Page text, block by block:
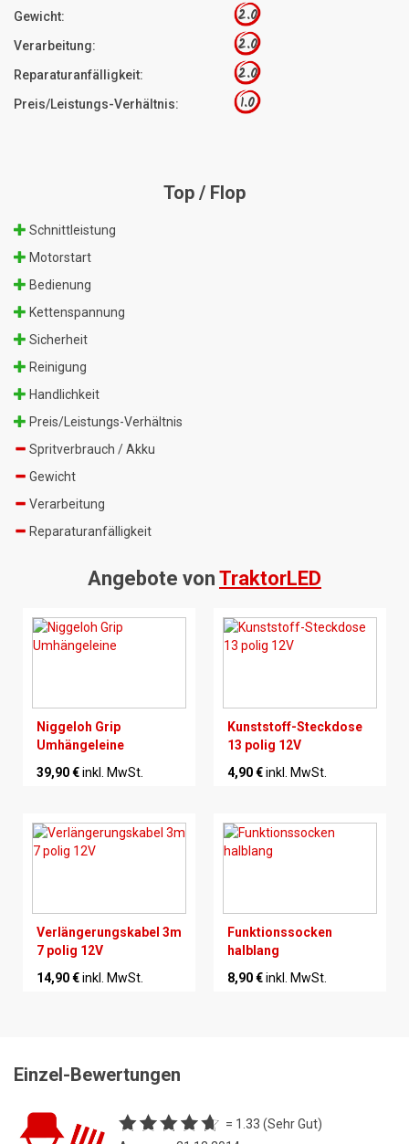
Gewicht: 2.0
Verarbeitung: 2.0
Reparaturanfälligkeit: 2.0
Preis/Leistungs-Verhältnis: 1.0
Top / Flop
Schnittleistung
Motorstart
Bedienung
Kettenspannung
Sicherheit
Reinigung
Handlichkeit
Preis/Leistungs-Verhältnis
Spritverbrauch / Akku
Gewicht
Verarbeitung
Reparaturanfälligkeit
Angebote von TraktorLED
Niggeloh Grip
Umhängeleine
39,90 €inkl. MwSt.
Kunststoff-Steckdose
13 polig 12V
4,90 €inkl. MwSt.
Verlängerungskabel 3m
7 polig 12V
14,90 €inkl. MwSt.
Funktionssocken
halblang
8,90 €inkl. MwSt.
Einzel-Bewertungen
= 1.33 (Sehr Gut)